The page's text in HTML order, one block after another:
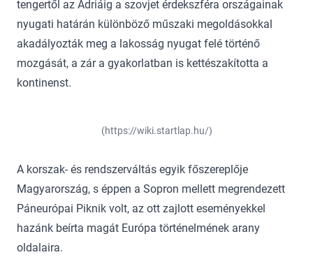
tengertől az Adriáig a szovjet érdekszféra országainak
nyugati határán különböző műszaki megoldásokkal
akadályozták meg a lakosság nyugat felé történő
mozgását, a zár a gyakorlatban is kettészakította a
kontinenst.
(https://wiki.startlap.hu/)
A korszak- és rendszerváltás egyik főszereplője
Magyarország, s éppen a Sopron mellett megrendezett
Páneurópai Piknik volt, az ott zajlott eseményekkel
hazánk beírta magát Európa történelmének arany
oldalaira.